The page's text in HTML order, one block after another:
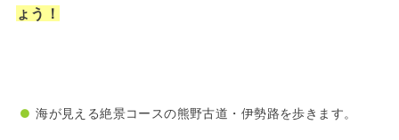
ょう！
海が見える絶景コースの熊野古道・伊勢路を歩きます。